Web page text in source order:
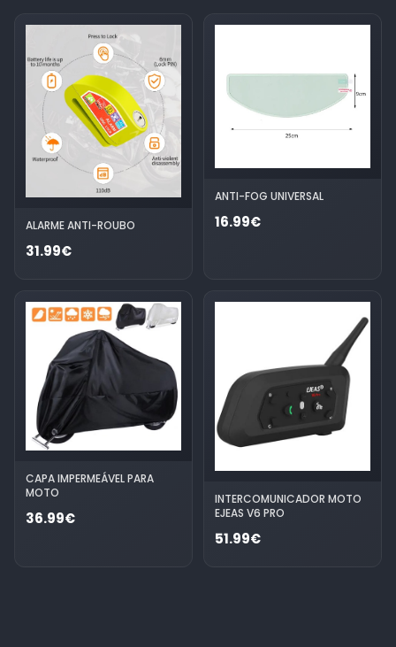
ALARME ANTI-ROUBO
31.99€
ANTI-FOG UNIVERSAL
16.99€
CAPA IMPERMEÁVEL PARA
MOTO
36.99€
INTERCOMUNICADOR MOTO
EJEAS V6 PRO
51.99€